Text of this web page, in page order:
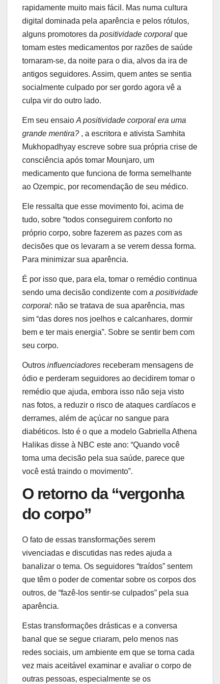
rapidamente muito mais fácil. Mas numa cultura
digital dominada pela aparência e pelos rótulos,
alguns promotores da positividade corporal que
tomam estes medicamentos por razões de saúde
tornaram-se, da noite para o dia, alvos da ira de
antigos seguidores. Assim, quem antes se sentia
socialmente culpado por ser gordo agora vê a
culpa vir do outro lado.
Em seu ensaio A positividade corporal era uma
grande mentira? , a escritora e ativista Samhita
Mukhopadhyay escreve sobre sua própria crise de
consciência após tomar Mounjaro, um
medicamento que funciona de forma semelhante
ao Ozempic, por recomendação de seu médico.
Ele ressalta que esse movimento foi, acima de
tudo, sobre “todos conseguirem conforto no
próprio corpo, sobre fazerem as pazes com as
decisões que os levaram a se verem dessa forma.
Para minimizar sua aparência.
É por isso que, para ela, tomar o remédio continua
sendo uma decisão condizente com a positividade
corporal: não se tratava de sua aparência, mas
sim “das dores nos joelhos e calcanhares, dormir
bem e ter mais energia”. Sobre se sentir bem com
seu corpo.
Outros influenciadores receberam mensagens de
ódio e perderam seguidores ao decidirem tomar o
remédio que ajuda, embora isso não seja visto
nas fotos, a reduzir o risco de ataques cardíacos e
derrames, além de açúcar no sangue para
diabéticos. Isto é o que a modelo Gabriella Athena
Halikas disse à NBC este ano: “Quando você
toma uma decisão pela sua saúde, parece que
você está traindo o movimento”.
O retorno da “vergonha
do corpo”
O fato de essas transformações serem
vivenciadas e discutidas nas redes ajuda a
banalizar o tema. Os seguidores “traídos” sentem
que têm o poder de comentar sobre os corpos dos
outros, de “fazê-los sentir-se culpados” pela sua
aparência.
Estas transformações drásticas e a conversa
banal que se segue criaram, pelo menos nas
redes sociais, um ambiente em que se torna cada
vez mais aceitável examinar e avaliar o corpo de
outras pessoas, especialmente se os